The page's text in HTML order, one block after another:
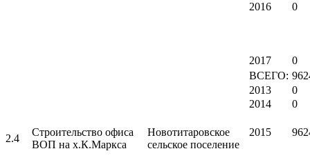
2016 0
2017 0
2.4
Строительство офиса
ВОП на х.К.Маркса
Новотитаровское
сельское поселение
ВСЕГО:
2013
0
2014
0
2015